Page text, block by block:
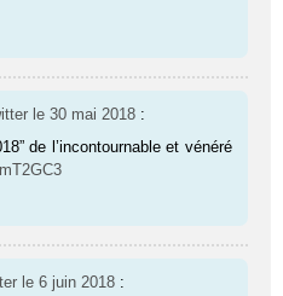
le 30 mai 2018 :
de l’incontournable et vénéré
le 6 juin 2018 :